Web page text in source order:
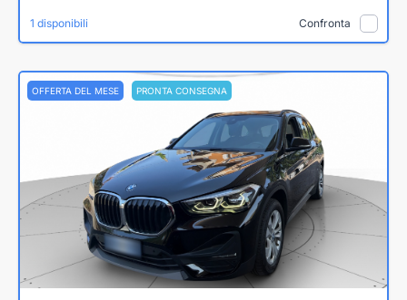
1 disponibili Confronta
OFFERTA DEL MESE PRONTA CONSEGNA